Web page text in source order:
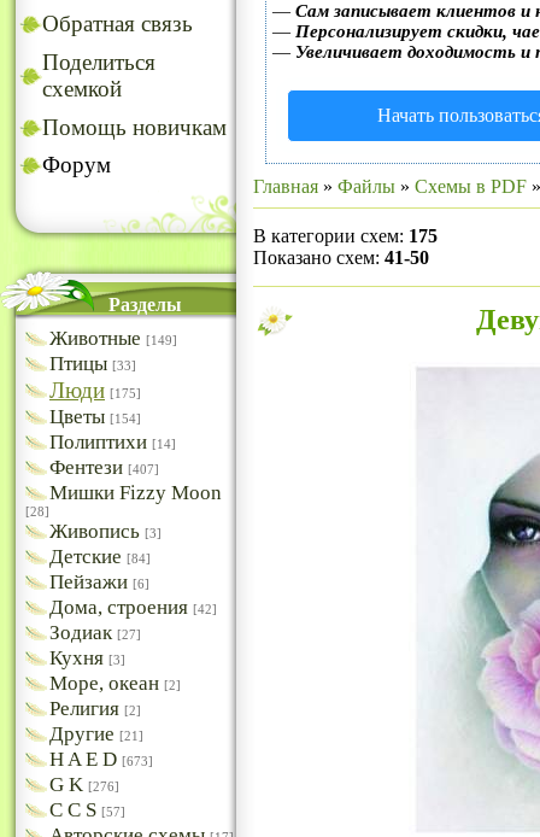
Обратная связь
Поделиться
схемкой
Помощь новичкам
Форум
Разделы
Животные [149]
Птицы [33]
Люди [175]
Цветы [154]
Полиптихи [14]
Фентези [407]
Мишки Fizzy Moon
[28]
Живопись [3]
Детские [84]
Пейзажи [6]
Дома, строения [42]
Зодиак [27]
Кухня [3]
Море, океан [2]
Религия [2]
Другие [21]
H A E D [673]
G K [276]
C C S [57]
— Сам записывает клиентов и
— Персонализирует скидки,
— Увеличивает доходимость
Начать
Главная » Файлы » Схемы в PDF
В категории схем: 175
Показано схем: 41-50